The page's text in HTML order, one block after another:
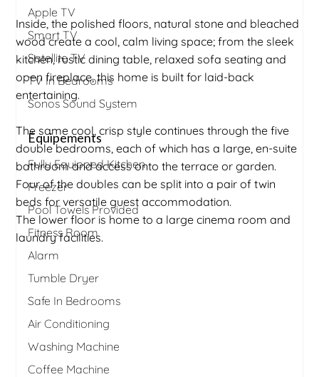
Inside, the polished floors, natural stone and bleached
wood create a cool, calm living space; from the sleek
kitchen, rustic dining table, relaxed sofa seating and
open fireplace, this home is built for laid-back
entertaining.
The same cool, crisp style continues through the five
double bedrooms, each of which has a large, en-suite
bathroom and access onto the terrace or garden.
Four of the doubles can be split into a pair of twin
beds for versatile guest accommodation.
The lower floor is home to a large cinema room and
laundry facilities.
Apple TV
Smart TV
Satellite TV
TV In Bedrooms
Sonos Sound System
Équipements
Fully Equipped Kitchen
Freezer
Pool Towels Provided
Fitness Room
Alarm
Tumble Dryer
Safe In Bedrooms
Air Conditioning
Washing Machine
Coffee Machine